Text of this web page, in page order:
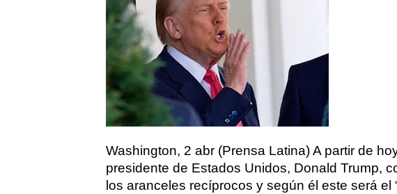
Washington, 2 abr (Prensa Latina) A partir de
presidente de Estados Unidos, Donald Trump,
los aranceles recíprocos y según él este será el